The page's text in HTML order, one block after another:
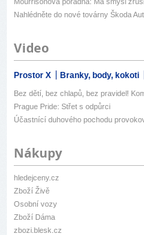
Nahlédněte do nové továrny Škoda
Video
Prostor X Branky, body, kokoti
Bez dětí, bez chlapů, bez pravidel!
Prague Pride: Střet s odpůrci
Účastnící duhového pochodu
Nákupy
hledejceny.cz
Zboží Živě
Osobní vozy
Zboží Dáma
zbozi.blesk.cz